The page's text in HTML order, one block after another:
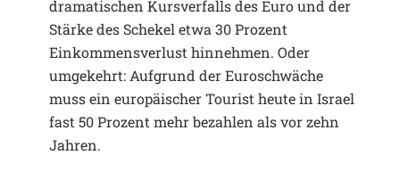
dramatischen Kursverfalls des Euro und der
Stärke des Schekel etwa 30 Prozent
Einkommensverlust hinnehmen. Oder
umgekehrt: Aufgrund der Euroschwäche
muss ein europäischer Tourist heute in Israel
fast 50 Prozent mehr bezahlen als vor zehn
Jahren.